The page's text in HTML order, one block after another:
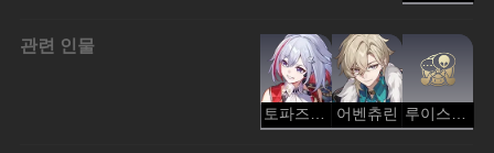
관련 인물
토파즈&복순이 어벤츄린 루이스•플레밍(인물)